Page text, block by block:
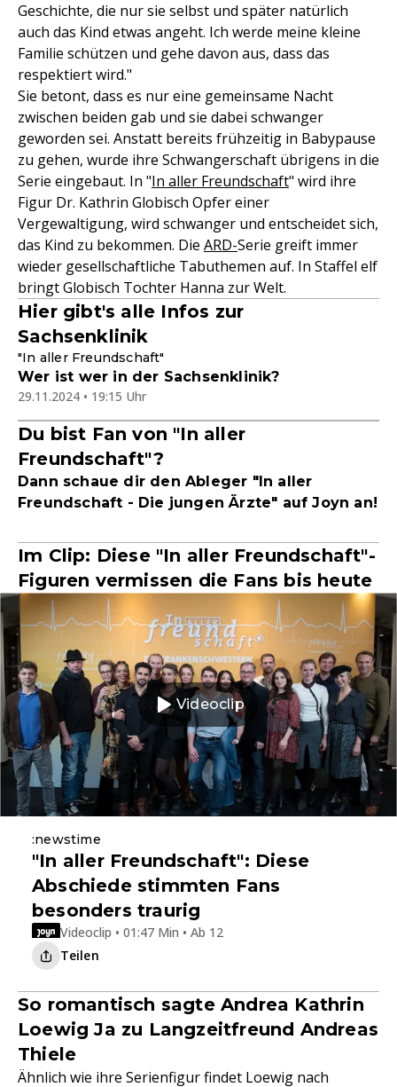
Geschichte, die nur sie selbst und später natürlich
auch das Kind etwas angeht. Ich werde meine kleine
Familie schützen und gehe davon aus, dass das
respektiert wird."
Sie betont, dass es nur eine gemeinsame Nacht
zwischen beiden gab und sie dabei schwanger
geworden sei. Anstatt bereits frühzeitig in Babypause
zu gehen, wurde ihre Schwangerschaft übrigens in die
Serie eingebaut. In "In aller Freundschaft" wird ihre
Figur Dr. Kathrin Globisch Opfer einer
Vergewaltigung, wird schwanger und entscheidet sich,
das Kind zu bekommen. Die ARD-Serie greift immer
wieder gesellschaftliche Tabuthemen auf. In Staffel elf
bringt Globisch Tochter Hanna zur Welt.
Hier gibt's alle Infos zur
Sachsenklinik
"In aller Freundschaft"
Wer ist wer in der Sachsenklinik?
29.11.2024 • 19:15 Uhr
Du bist Fan von "In aller
Freundschaft"?
Dann schaue dir den Ableger "In aller
Freundschaft - Die jungen Ärzte" auf Joyn an!
Im Clip: Diese "In aller Freundschaft"-
Figuren vermissen die Fans bis heute
Videoclip
:newstime
"In aller Freundschaft": Diese
Abschiede stimmten Fans
besonders traurig
Videoclip • 01:47 Min • Ab 12
Teilen
So romantisch sagte Andrea Kathrin
Loewig Ja zu Langzeitfreund Andreas
Thiele
Ähnlich wie ihre Serienfigur findet Loewig nach